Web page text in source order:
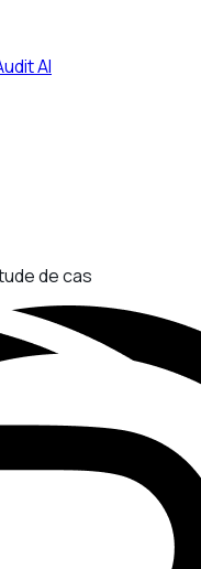
AI
de cas